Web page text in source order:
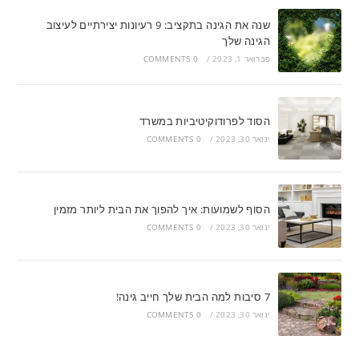
שנה את הגינה בתקציב: 9 רעיונות יצירתיים לעיצוב
הגינה שלך
פברואר 1, 2023 /
0 COMMENTS
הסוד לפרודוקיטיביות במשרד
ינואר 30, 2023 /
0 COMMENTS
הסוף לשמועות: איך להפוך את הבית ליותר מזמין
ינואר 30, 2023 /
0 COMMENTS
7 סיבות למה הבית שלך חייב גינה!
ינואר 30, 2023 /
0 COMMENTS